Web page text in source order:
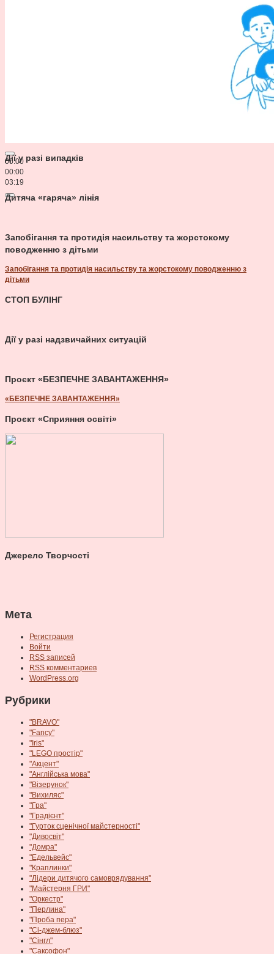
00:00
00:00
03:19
Дії у разі випадків
Дитяча «гаряча» лінія
Запобігання та протидія насильству та жорстокому
поводженню з дітьми
Запобігання та протидія насильству та жорстокому поводженню з
дітьми
СТОП БУЛІНГ
Дії у разі надзвичайних ситуацій
Проєкт «БЕЗПЕЧНЕ ЗАВАНТАЖЕННЯ»
«БЕЗПЕЧНЕ ЗАВАНТАЖЕННЯ»
Проєкт «Сприяння освіті»
Джерело Творчості
Мета
Регистрация
Войти
RSS записей
RSS комментариев
WordPress.org
Рубрики
"BRAVO"
"Fancy"
"Iris"
"LEGO простір"
"Акцент"
"Англійська мова"
"Візерунок"
"Вихиляс"
"Гра"
"Градієнт"
"Гурток сценічної майстерності"
"Дивосвіт"
"Домра"
"Едельвейс"
"Краплинки"
"Лідери дитячого самоврядування"
"Майстерня ГРИ"
"Оркестр"
"Перлина"
"Проба пера"
"Сі-джем-блюз"
"Сінгл"
"Саксофон"